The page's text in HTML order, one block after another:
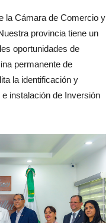
la Cámara de Comercio y
provincia tiene un
oportunidades de
permanente de
la identificación y
instalación de Inversión